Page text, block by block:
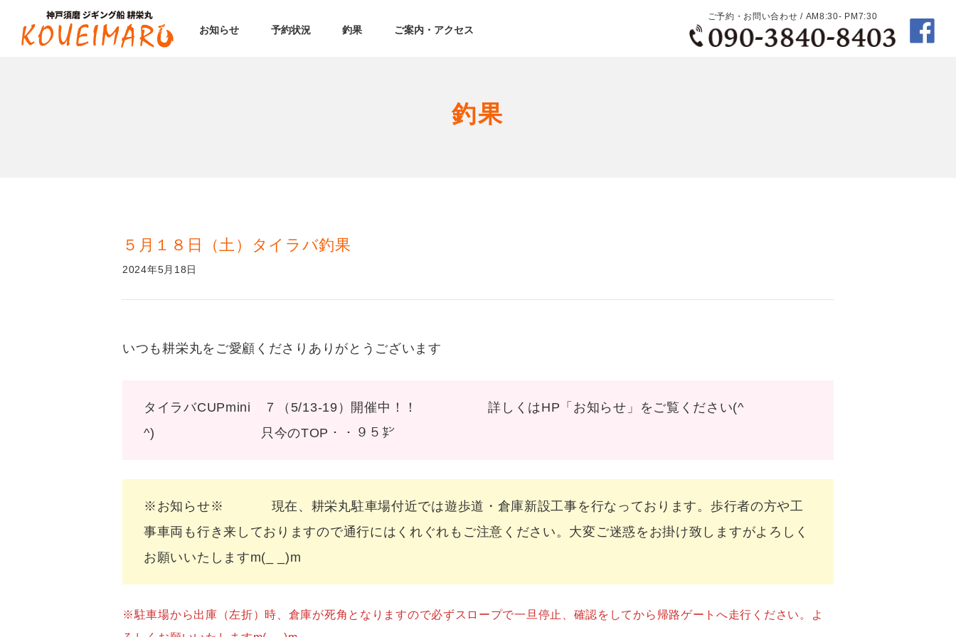
お知らせ 予約状況 釣果 ご案内・アクセス
ご予約・お問い合わせ / AM8:30- PM7:30
釣果
５月１８日（土）タイラバ釣果
2024年5月18日
いつも耕栄丸をご愛顧くださりありがとうございます
タイラバCUPmini ７（5/13-19）開催中！！ 詳しくはHP「お知らせ」をご覧ください(^
^) 只今のTOP・・９５㌢
※お知らせ※ 現在、耕栄丸駐車場付近では遊歩道・倉庫新設工事を行なっております。歩行者の方や工
事車両も行き来しておりますので通行にはくれぐれもご注意ください。大変ご迷惑をお掛け致しますがよろしく
お願いいたしますm(_ _)m
※駐車場から出庫（左折）時、倉庫が死角となりますので必ずスロープで一旦停止、確認をしてから帰路ゲートへ走行ください。よ